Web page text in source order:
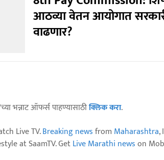
आठव्या वेतन आयोगात
वाढणार?
भन्नाट ऑफर्स पाहण्यासाठीक्लिक करा.
Live TV.Breaking newsfrom Maharashtra,
at SaamTV. GetLive Marathi newson